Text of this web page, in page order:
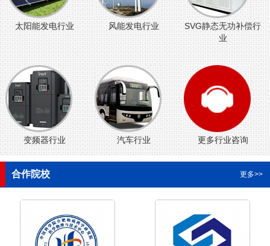
太阳能发电行业 风能发电行业
SVG静态无功补偿行
业
变频器行业 汽车行业 更多行业咨询
合作院校 更多>>